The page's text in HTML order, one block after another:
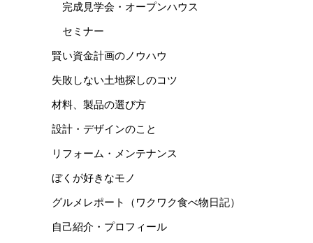
完成見学会・オープンハウス
セミナー
賢い資金計画のノウハウ
失敗しない土地探しのコツ
材料、製品の選び方
設計・デザインのこと
リフォーム・メンテナンス
ぼくが好きなモノ
グルメレポート（ワクワク食べ物日記）
自己紹介・プロフィール